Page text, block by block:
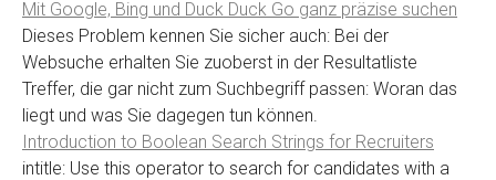
Mit Google, Bing und Duck Duck Go ganz präzise suchen
Dieses Problem kennen Sie sicher auch: Bei der
Websuche erhalten Sie zuoberst in der Resultatliste
Treffer, die gar nicht zum Suchbegriff passen: Woran das
liegt und was Sie dagegen tun können.
Introduction to Boolean Search Strings for Recruiters
intitle: Use this operator to search for candidates with a